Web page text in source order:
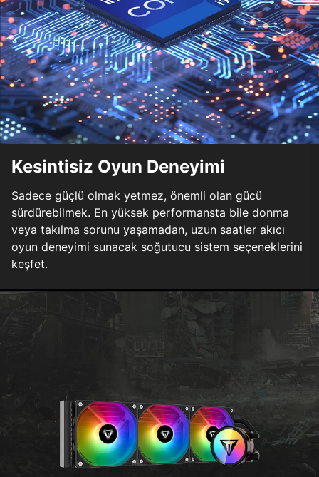
Kesintisiz Oyun Deneyimi
Sadece güçlü olmak yetmez, önemli olan gücü
sürdürebilmek. En yüksek performansta bile donma
veya takılma sorunu yaşamadan, uzun saatler akıcı
oyun deneyimi sunacak soğutucu sistem seçeneklerini
keşfet.